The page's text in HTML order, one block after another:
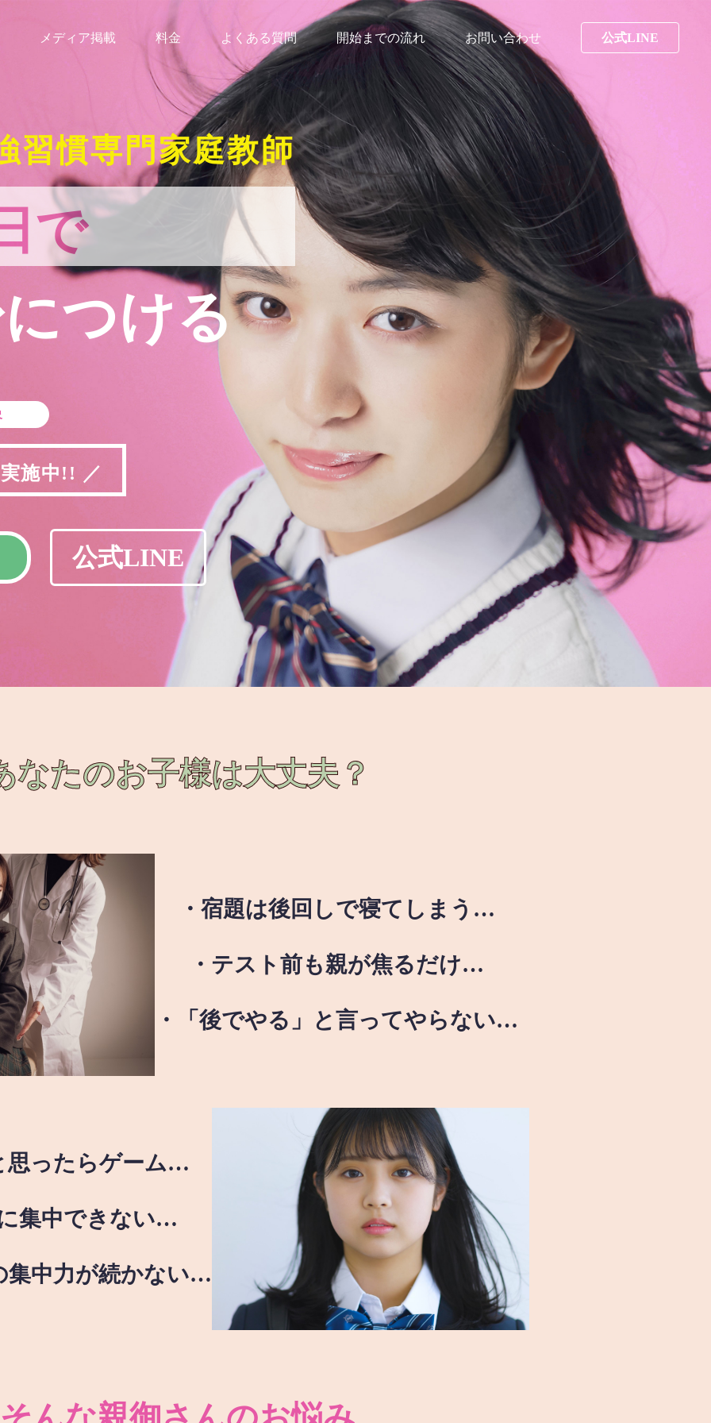
メディア掲載 料金 よくある質問 開始までの流れ お問い合わせ 公式LINE
習慣専門家庭教師
で
つける
施中!! ／
公式LINE
なたのお子様は大丈夫？
・宿題は後回しで寝てしまう…
・テスト前も親が焦るだけ…
・「後でやる」と言ってやらない…
思ったらゲーム…
集中できない…
集中力が続かない…